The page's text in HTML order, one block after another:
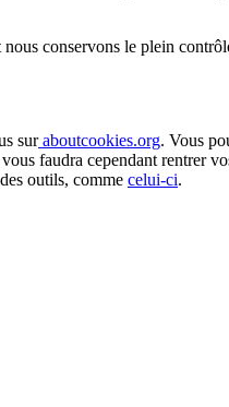
conservons le plein
suraboutcookies.org. Vous
faudra cependant rentrer
outils, comme celui-ci.